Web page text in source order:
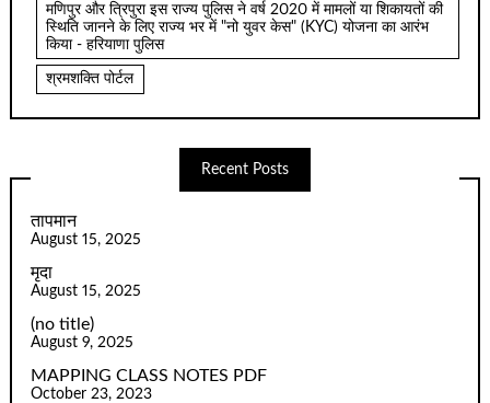
मणिपुर और त्रिपुरा इस राज्य पुलिस ने वर्ष 2020 में मामलों या शिकायतों की
स्थिति जानने के लिए राज्य भर में "नो युवर केस" (KYC) योजना का आरंभ
किया - हरियाणा पुलिस
श्रमशक्ति पोर्टल
Recent Posts
तापमान
August 15, 2025
मृदा
August 15, 2025
(no title)
August 9, 2025
MAPPING CLASS NOTES PDF
October 23, 2023